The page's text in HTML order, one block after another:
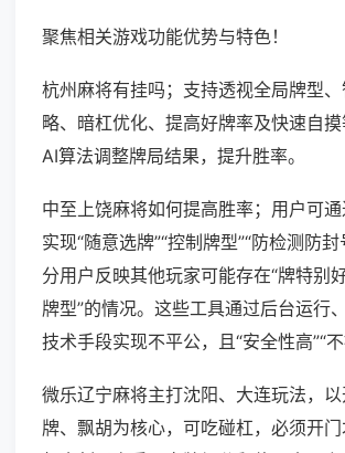
聚焦相关游戏功能优势与特色！
杭州麻将有挂吗；支持透视全局牌型
略、暗杠优化、提高好牌率及快速自
AI算法调整牌局结果，提升胜率。
中至上饶麻将如何提高胜率；用户可
实现“随意选牌”“控制牌型”“防检测防
分用户反映其他玩家可能存在“牌特别
牌型”的情况。这些工具通过后台运行
技术手段实现不平公，且“安全性高”“不
微乐辽宁麻将主打沈阳、大连玩法，
牌、飘胡为核心，可吃碰杠，必须开